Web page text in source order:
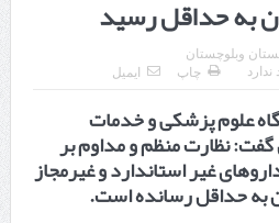
چابهار، جایی که دریا به زندگی سلام می‌کند
ویژه؛
خورش خلال کرمانشاهی +نکات و فوت وفن‌ها
گردشگری و صنایع دستی از استاندار اردبیل
مناطق آزاد و ویژه اقتصادی:
به حداقل رسید
وبلوچستان
چاپ ایمیل
علوم پزشکی و خدمات
نظارت منظم و مداوم بر
غیر استاندارد و غیرمجاز
به حداقل رسانده است.